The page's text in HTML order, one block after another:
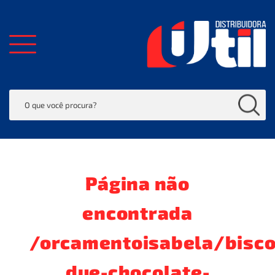
Página não
encontrada
/orcamentoisabela/